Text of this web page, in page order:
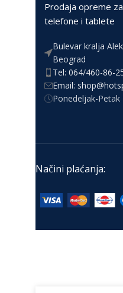
Prodaja opreme
telefone i tablete
Bulevar kralja
Beograd
Tel: 064/460-86-
Email:
Ponedeljak-Petak
Načini plaćanja: